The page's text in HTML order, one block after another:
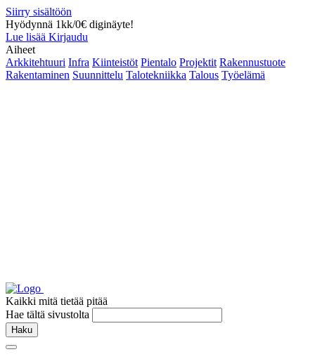
Siirry sisältöön
Hyödynnä 1kk/0€ diginäyte!
Lue lisää Kirjaudu
Aiheet
Arkkitehtuuri Infra Kiinteistöt Pientalo Projektit Rakennustuote
Rakentaminen Suunnittelu Talotekniikka Talous Työelämä
Kaikki mitä tietää pitää
Hae tältä sivustolta
Haku